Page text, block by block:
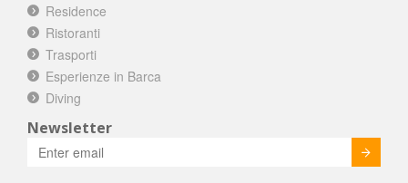
Residence
Ristoranti
Trasporti
Esperienze in Barca
Diving
Newsletter